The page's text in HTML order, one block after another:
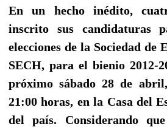
En un hecho inédito,
inscrito sus candidaturas
elecciones de la Sociedad de
SECH, para el bienio 2012-
próximo sábado 28 de
21:00 horas, en la Casa del
del país. Considerando